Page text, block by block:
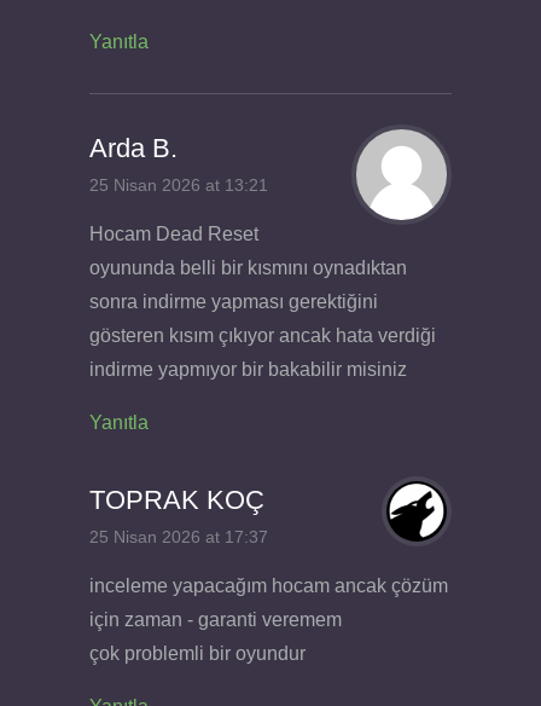
Yanıtla
Arda B.
25 Nisan 2026 at 13:21
Hocam Dead Reset
oyununda belli bir kısmını oynadıktan
sonra indirme yapması gerektiğini
gösteren kısım çıkıyor ancak hata verdiği
indirme yapmıyor bir bakabilir misiniz
Yanıtla
TOPRAK KOÇ
25 Nisan 2026 at 17:37
inceleme yapacağım hocam ancak çözüm
için zaman - garanti veremem
çok problemli bir oyundur